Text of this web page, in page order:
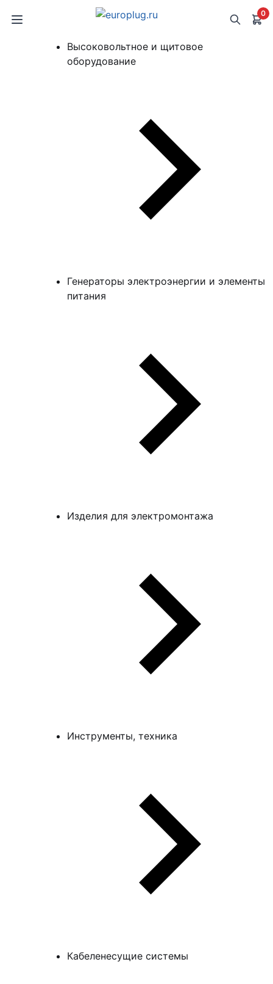
0
Высоковольтное и щитовое
оборудование
Генераторы электроэнергии и элементы
питания
Изделия для электромонтажа
Инструменты, техника
Кабеленесущие системы